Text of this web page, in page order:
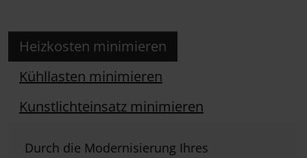
Heizkosten minimieren
Kühllasten minimieren
Kunstlichteinsatz minimieren
Durch die Modernisierung Ihres